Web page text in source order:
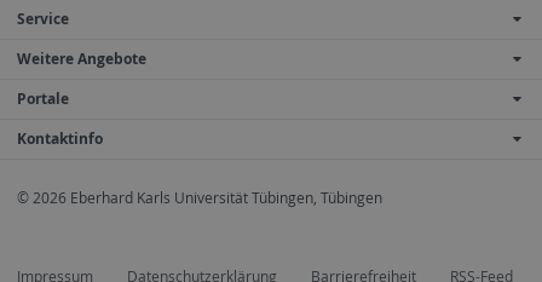
Service
Weitere Angebote
Portale
Kontaktinfo
© 2026 Eberhard Karls Universität Tübingen, Tübingen
Impressum Datenschutzerklärung Barrierefreiheit RSS-Feed